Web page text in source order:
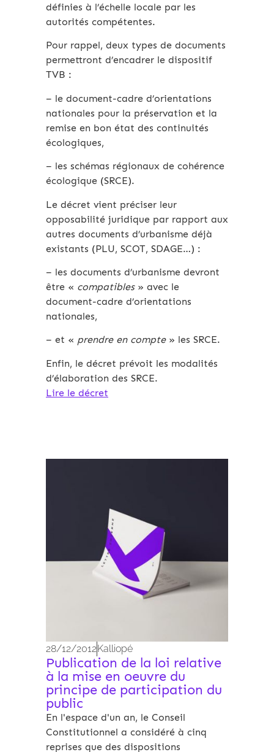
définies à l’échelle locale par les
autorités compétentes.
Pour rappel, deux types de documents
permettront d’encadrer le dispositif
TVB :
– le document-cadre d’orientations
nationales pour la préservation et la
remise en bon état des continuités
écologiques,
– les schémas régionaux de cohérence
écologique (SRCE).
Le décret vient préciser leur
opposabilité juridique par rapport aux
autres documents d’urbanisme déjà
existants (PLU, SCOT, SDAGE…) :
– les documents d’urbanisme devront
être « compatibles» avec le
document-cadre d’orientations
nationales,
– et « prendre en compte» les SRCE.
Enfin, le décret prévoit les modalités
d’élaboration des SRCE.
Lire le décret
28/12/2012Kalliopé
Publication de la loi relative
à la mise en oeuvre du
principe de participation du
public
En l'espace d'un an, le Conseil
Constitutionnel a considéré à cinq
reprises que des dispositions